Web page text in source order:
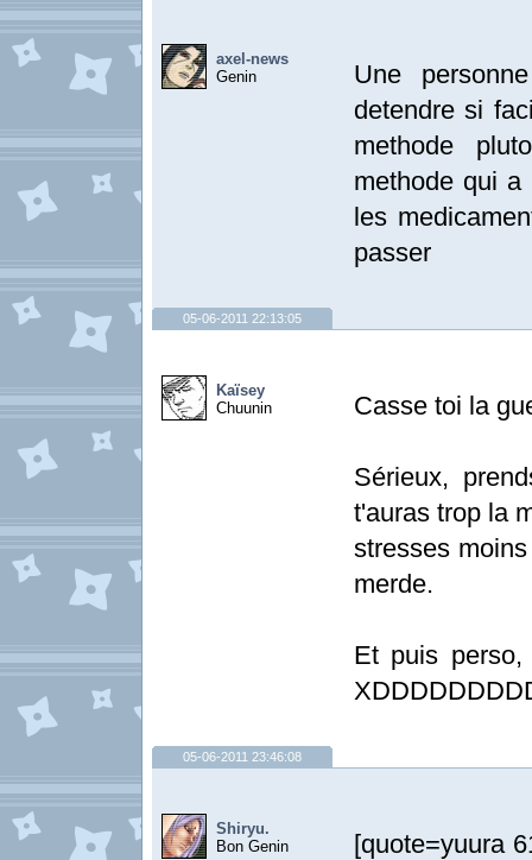
axel-news
Genin
Une
detendre si
methode
methode qui
les
passer
05-06-2011 22:13:05
Kaïsey
Chuunin
Casse toi la
Sérieux,
t'auras trop la
stresses
merde.
Et puis
05-06-2011 23:46:08
Shiryu.
Bon Genin
[quote=yuura